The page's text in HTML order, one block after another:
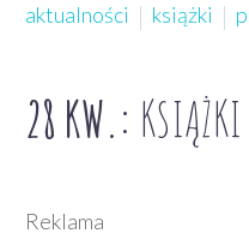
aktualności książki
28 KW.: KSIĄŻKI
Reklama